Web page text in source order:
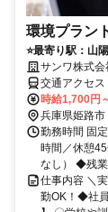
環境プラン
⭐️最寄り駅：山
自転車での通勤
サンワ株式会
交通アクセス 最寄駅：山
（自転車 10
バイク 5分）
自転車・バ
時給1,700円
兵庫県姫路市
勤務時間 固
時間／休憩
なし） ◆残
仕事内容 ＼
勤OK！◆社